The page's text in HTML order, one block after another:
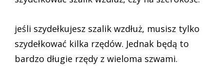
jeśli szydełkujesz szalik wzdłuż, musisz tylko
szydełkować kilka rzędów. Jednak będą to
bardzo długie rzędy z wieloma szwami.